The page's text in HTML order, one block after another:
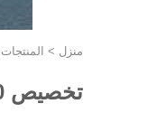
منزل > المنتجات
تخصيص 30-150KN نسيج Geogrid للاحتفاظ بالجدران تآكل السيطرة